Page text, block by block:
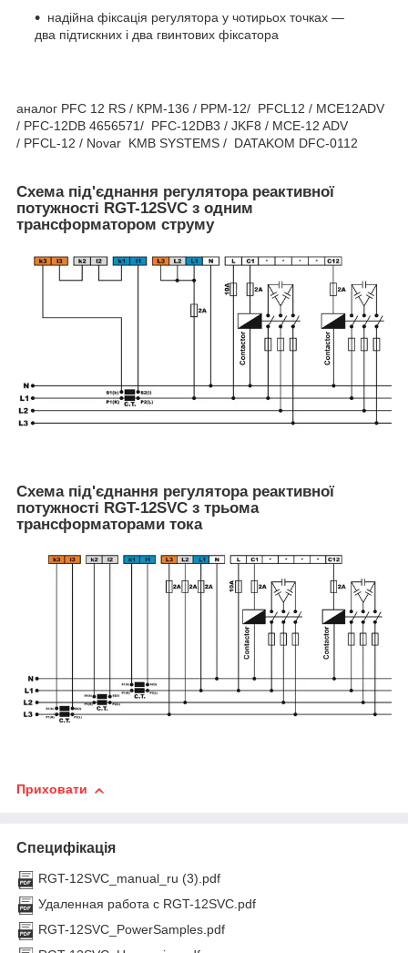
надійна фіксація регулятора у чотирьох точках —
два підтискних і два гвинтових фіксатора
аналог PFC 12 RS / КРМ-136 / РРМ-12/ PFCL12 / MCE12ADV
/ PFC-12DB 4656571/ PFC-12DB3 / JKF8 / MCE-12 ADV
/ PFCL-12 / Novar KMB SYSTEMS / DATAKOM DFC-0112
Схема під'єднання регулятора реактивної
потужності RGT-12SVC з одним
трансформатором струму
Схема під'єднання регулятора реактивної
потужності RGT-12SVC з трьома
трансформаторами тока
Приховати
Специфікація
RGT-12SVC_manual_ru (3).pdf
Удаленная работа с RGT-12SVC.pdf
RGT-12SVC_PowerSamples.pdf